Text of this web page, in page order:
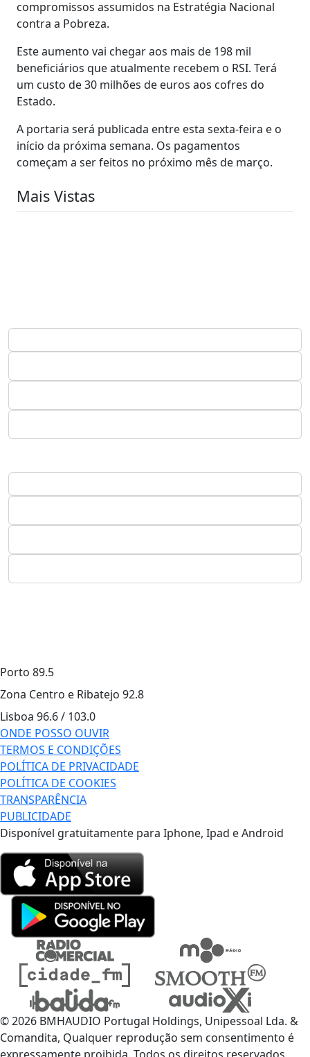
compromissos assumidos na Estratégia Nacional
contra a Pobreza.
Este aumento vai chegar aos mais de 198 mil
beneficiários que atualmente recebem o RSI. Terá
um custo de 30 milhões de euros aos cofres do
Estado.
A portaria será publicada entre esta sexta-feira e o
início da próxima semana. Os pagamentos
começam a ser feitos no próximo mês de março.
Mais Vistas
Porto 89.5
Zona Centro e Ribatejo 92.8
Lisboa 96.6 / 103.0
ONDE POSSO OUVIR
TERMOS E CONDIÇÕES
POLÍTICA DE PRIVACIDADE
POLÍTICA DE COOKIES
TRANSPARÊNCIA
PUBLICIDADE
Disponível gratuitamente para Iphone, Ipad e Android
© 2026 BMHAUDIO Portugal Holdings, Unipessoal Lda. &
Comandita, Qualquer reprodução sem consentimento é